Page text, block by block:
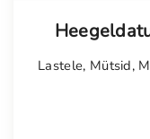
Lastele, Mütsid,